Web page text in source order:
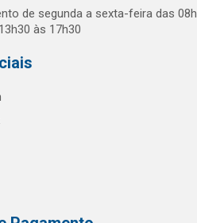
de segunda a sexta-feira das 08h
às 17h30